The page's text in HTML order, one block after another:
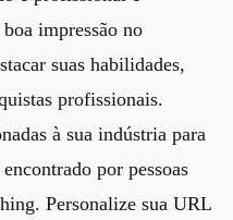
impressão no
suas habilidades,
profissionais.
à sua indústria para
por pessoas
Personalize sua URL